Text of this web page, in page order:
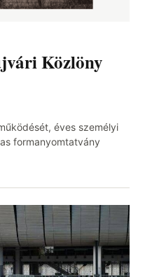
Közlöny
éves személyi
formanyomtatvány